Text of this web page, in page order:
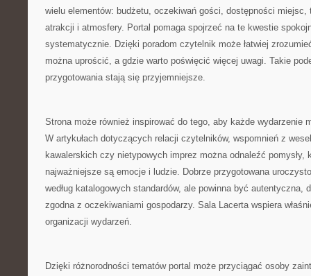
wielu elementów: budżetu, oczekiwań gości, dostępności miejsc,
atrakcji i atmosfery. Portal pomaga spojrzeć na te kwestie
systematycznie. Dzięki poradom czytelnik może łatwiej
można uprościć, a gdzie warto poświęcić więcej uwagi. Takie
przygotowania stają się przyjemniejsze.
Strona może również inspirować do tego, aby każde wydarzenie
W artykułach dotyczących relacji czytelników, wspomnień z
kawalerskich czy nietypowych imprez można odnaleźć pomysły,
najważniejsze są emocje i ludzie. Dobrze przygotowana
według katalogowych standardów, ale powinna być autentyczna,
zgodna z oczekiwaniami gospodarzy. Sala Lacerta wspiera
organizacji wydarzeń.
Dzięki różnorodności tematów portal może przyciągać osoby